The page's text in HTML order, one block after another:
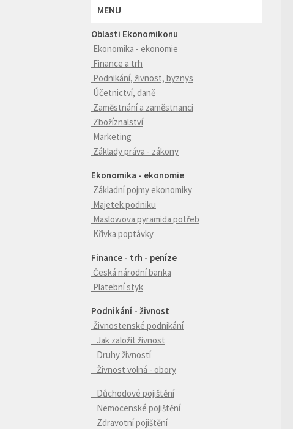
MENU
Oblasti Ekonomikonu
Ekonomika - ekonomie
Finance a trh
Podnikání, živnost, byznys
Účetnictví, daně
Zaměstnání a zaměstnanci
Zbožíznalství
Marketing
Základy práva - zákony
Ekonomika - ekonomie
Základní pojmy ekonomiky
Majetek podniku
Maslowova pyramida potřeb
Křivka poptávky
Finance - trh - peníze
Česká národní banka
Platební styk
Podnikání - živnost
Živnostenské podnikání
Jak založit živnost
Druhy živností
Živnost volná - obory
Důchodové pojištění
Nemocenské pojištění
Zdravotní pojištění